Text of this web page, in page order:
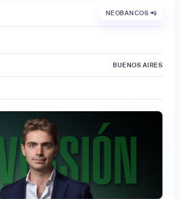
NEOBANCOS 📲
BUENOS AIRES